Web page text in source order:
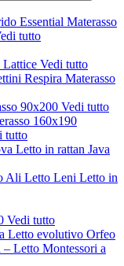
Essential Materasso
tutto
Lattice Vedi tutto
Respira Materasso
90x200 Vedi tutto
160x190
tutto
Letto in rattan Java
Ali Letto Leni Letto in
Vedi tutto
Letto evolutivo Orfeo
Letto Montessori a